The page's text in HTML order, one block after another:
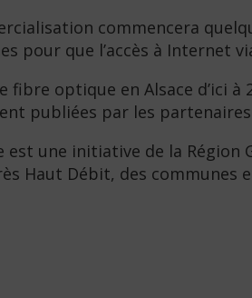
commencera
pour que l’accès à
optique en Alsace d’ici
publiées par les partenaires
une initiative de la
Haut Débit, des